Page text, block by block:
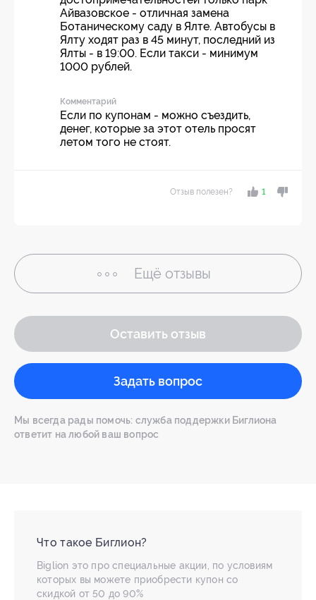
Айвазовское - отличная замена
Ботаническому саду в Ялте. Автобусы в
Ялту ходят раз в 45 минут, последний из
Ялты - в 19:00. Если такси - минимум
1000 рублей.
Комментарий
Если по купонам - можно съездить,
денег, которые за этот отель просят
летом того не стоят.
Отзыв полезен? 1
Ещё отзывы
Оставить отзыв
Задать вопрос
Мы всегда рады помочь: служба поддержки Биглиона
ответит на любой ваш вопрос
Что такое Биглион?
Biglion это про специальные акции, по условиям
которых вы можете приобрести купон со
скидкой от 50 до 90%